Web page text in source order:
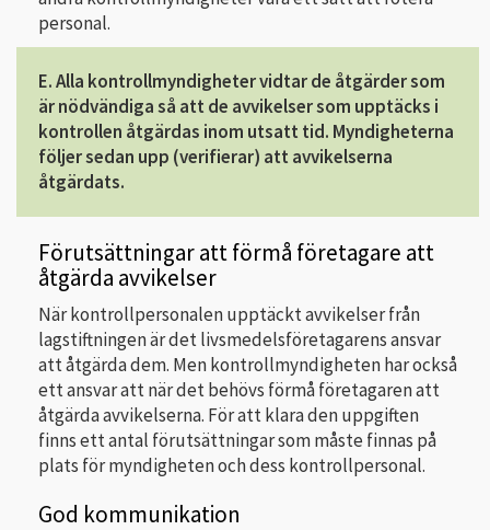
personal.
E. Alla kontrollmyndigheter vidtar de åtgärder som
är nödvändiga så att de avvikelser som upptäcks i
kontrollen åtgärdas inom utsatt tid. Myndigheterna
följer sedan upp (verifierar) att avvikelserna
åtgärdats.
Förutsättningar att förmå företagare att
åtgärda avvikelser
När kontrollpersonalen upptäckt avvikelser från
lagstiftningen är det livsmedelsföretagarens ansvar
att åtgärda dem. Men kontrollmyndigheten har också
ett ansvar att när det behövs förmå företagaren att
åtgärda avvikelserna. För att klara den uppgiften
finns ett antal förutsättningar som måste finnas på
plats för myndigheten och dess kontrollpersonal.
God kommunikation